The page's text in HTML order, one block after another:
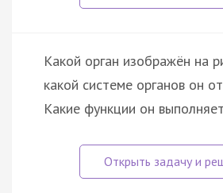
Какой орган изображён на
какой системе органов он
Какие функции он